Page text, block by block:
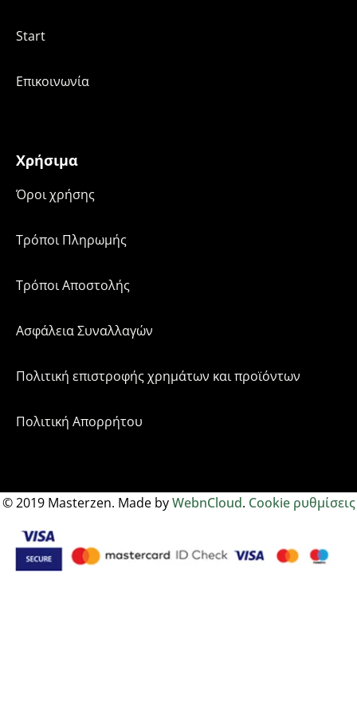
Start
Επικοινωνία
Χρήσιμα
Όροι χρήσης
Τρόποι Πληρωμής
Τρόποι Αποστολής
Ασφάλεια Συναλλαγών
Πολιτική επιστροφής χρημάτων και προϊόντων
Πολιτική Απορρήτου
©2019Masterzen. Made byWebnCloud. Cookie ρυθμίσεις